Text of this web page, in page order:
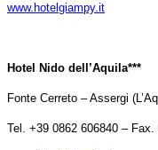
www.hotelgiampy.it
Hotel Nido dell’Aquila***
Fonte Cerreto – Assergi
Tel. +39 0862 606840 – Fax.